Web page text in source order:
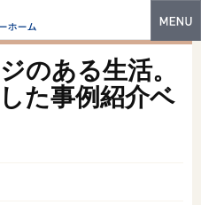
のある生活。
た事例紹介ベ